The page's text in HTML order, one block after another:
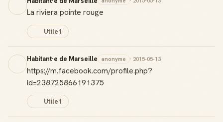
La riviera pointe rouge
Utile1
Habitant·e de Marseille anonyme · 2015-05-13
https://m.facebook.com/profile.php?
id=238725866191375
Utile1